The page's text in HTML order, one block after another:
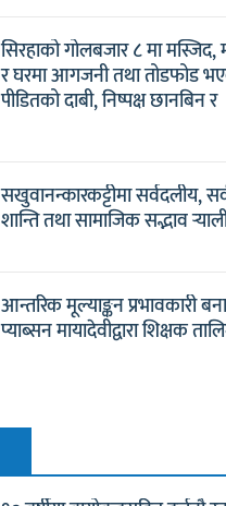
सिरहाको गोलबजार ८ मा मस्जिद,
र घरमा आगजनी तथा तोडफोड
पीडितको दाबी, निष्पक्ष छानबिन र
सखुवानन्कारकट्टीमा सर्वदलीय,
शान्ति तथा सामाजिक सद्भाव
आन्तरिक मूल्याङ्कन प्रभावकारी
प्याब्सन मायादेवीद्वारा शिक्षक